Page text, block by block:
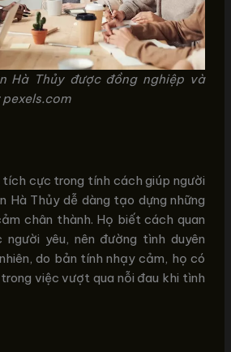
Hà Thủy được đồng nghiệp và
pexels.com
cực trong tính cách giúp người
Hà Thủy dễ dàng tạo dựng những
chân thành. Họ biết cách quan
yêu, nên đường tình duyên
do bản tính nhạy cảm, họ có
việc vượt qua nỗi đau khi tình